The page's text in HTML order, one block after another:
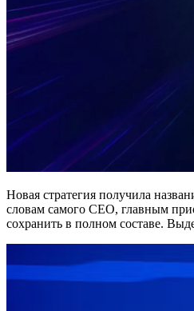
Новая стратегия получила
словам самого CEO, главным
сохранить в полном составе.